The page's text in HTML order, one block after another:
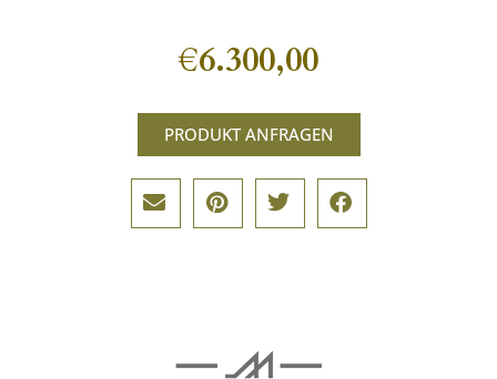
€6.300,00
PRODUKT ANFRAGEN